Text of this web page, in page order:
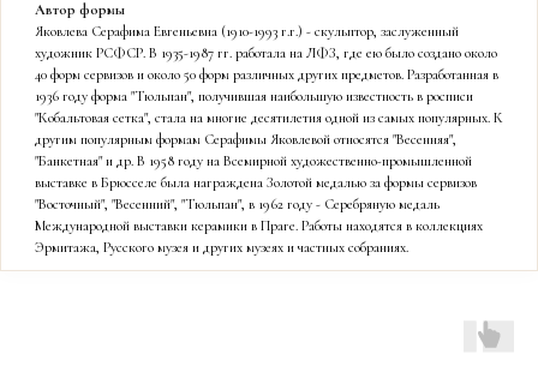
Автор формы
Яковлева Серафима Евгеньевна (1910-1993 г.г.) - скульптор, заслуженный
художник РСФСР. В 1935-1987 гг. работала на ЛФЗ, где ею было создано около
40 форм сервизов и около 50 форм различных других предметов. Разработанная в
1936 году форма "Тюльпан", получившая наибольшую известность в росписи
"Кобальтовая сетка", стала на многие десятилетия одной из самых популярных. К
другим популярным формам Серафимы Яковлевой относятся "Весенняя",
"Банкетная" и др. В 1958 году на Всемирной художественно-промышленной
выставке в Брюсселе была награждена Золотой медалью за формы сервизов
"Восточный", "Весенний", "Тюльпан", в 1962 году - Серебряную медаль
Международной выставки керамики в Праге. Работы находятся в коллекциях
Эрмитажа, Русского музея и других музеях и частных собраниях.